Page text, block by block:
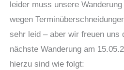
leider muss unsere
wegen
sehr leid – aber wir freuen uns
nächste Wanderung am
hierzu sind wie folgt: